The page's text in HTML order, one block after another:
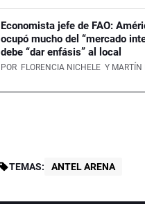
Economista jefe de FAO:
ocupó mucho del “mercado
debe “dar enfásis” al local
POR FLORENCIA NICHELE Y MARTÍN
TEMAS: ANTEL ARENA